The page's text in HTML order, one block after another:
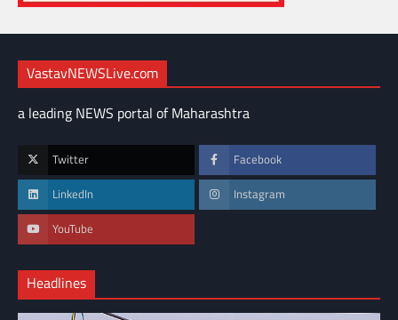
VastavNEWSLive.com
a leading NEWS portal of Maharashtra
Twitter Facebook
LinkedIn Instagram
YouTube
Headlines